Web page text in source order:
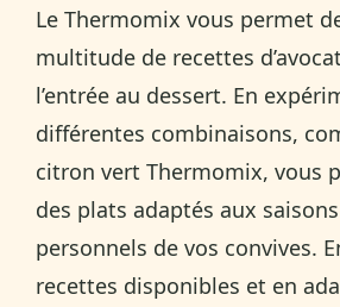
Le Thermomix vous permet
multitude de recettes
l’entrée au dessert. En
différentes combinaisons,
citron vert Thermomix, vous
des plats adaptés aux
personnels de vos convives.
recettes disponibles et en